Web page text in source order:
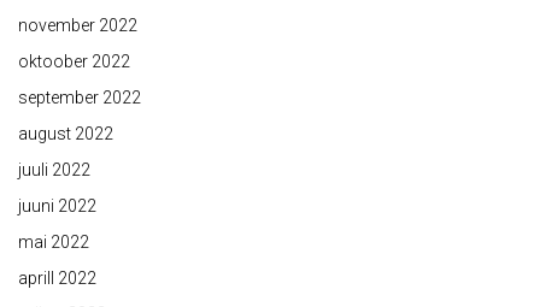
november 2022
oktoober 2022
september 2022
august 2022
juuli 2022
juuni 2022
mai 2022
aprill 2022